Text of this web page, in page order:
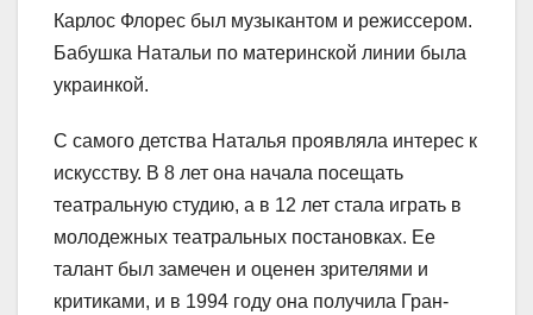
Карлос Флорес был музыкантом и режиссером.
Бабушка Натальи по материнской линии была
украинкой.
С самого детства Наталья проявляла интерес к
искусству. В 8 лет она начала посещать
театральную студию, а в 12 лет стала играть в
молодежных театральных постановках. Ее
талант был замечен и оценен зрителями и
критиками, и в 1994 году она получила Гран-